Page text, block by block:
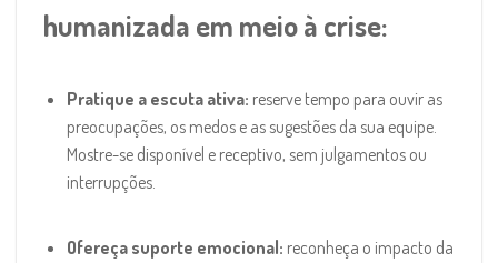
humanizada em meio à crise:
Pratique a escuta ativa: reserve tempo para ouvir as
preocupações, os medos e as sugestões da sua equipe.
Mostre-se disponível e receptivo, sem julgamentos ou
interrupções.
Ofereça suporte emocional: reconheça o impacto da